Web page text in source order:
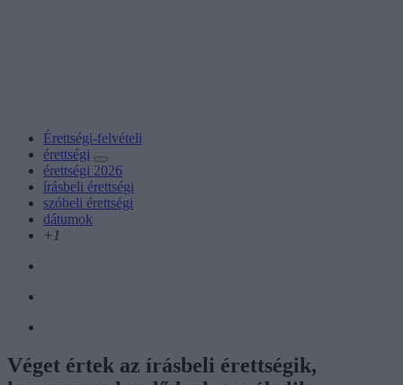
Érettségi-felvételi
érettségi
érettségi 2026
írásbeli érettségi
szóbeli érettségi
dátumok
+1
Véget értek az írásbeli érettségik,